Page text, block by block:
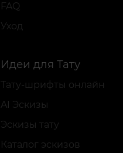
FAQ
Уход
Идеи для Тату
Тату-шрифты онлайн
AI Эскизы
Эскизы тату
Каталог эскизов